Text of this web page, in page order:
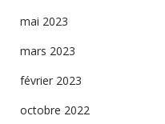
mai 2023
mars 2023
février 2023
octobre 2022